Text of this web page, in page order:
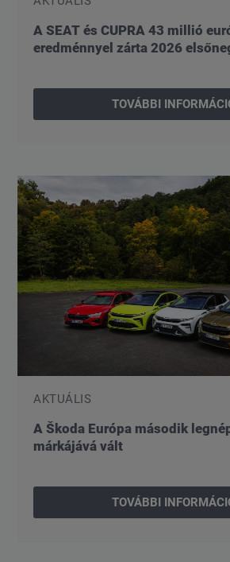
A SEAT és CUPRA 43 millió
eredménnyel zárta 2026
TOVÁBBI
AKTUÁLIS
A Škoda Európa második
márkájává vált
TOVÁBBI